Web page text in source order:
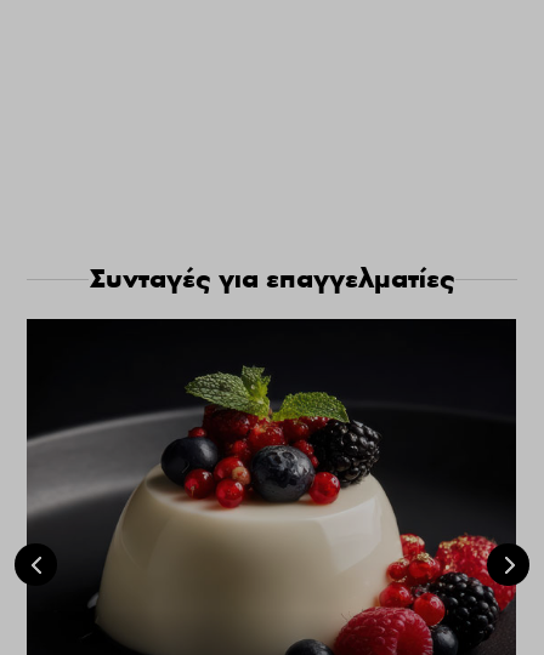
Συνταγές για επαγγελματίες